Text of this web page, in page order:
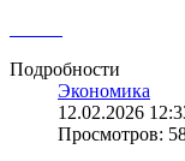
Подробности
Экономика
12.02.2026
Просмотров: